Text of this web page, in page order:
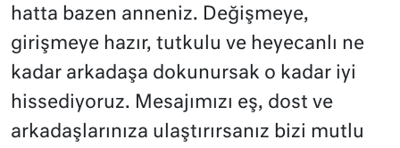
hatta bazen anneniz. Değişmeye,
girişmeye hazır, tutkulu ve heyecanlı ne
kadar arkadaşa dokunursak o kadar iyi
hissediyoruz. Mesajımızı eş, dost ve
arkadaşlarınıza ulaştırırsanız bizi mutlu